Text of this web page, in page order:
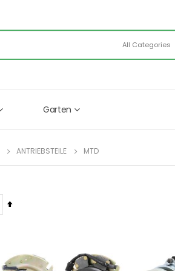
Garten
ANTRIEBSTEILE MTD
In